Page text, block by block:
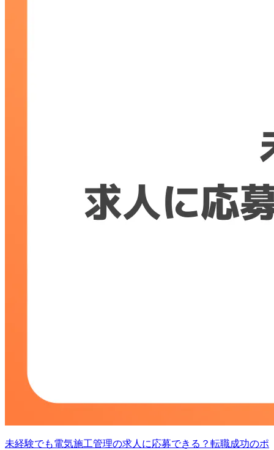
未経験でも電気施工管理の求人に応募できる？転職成功のポ